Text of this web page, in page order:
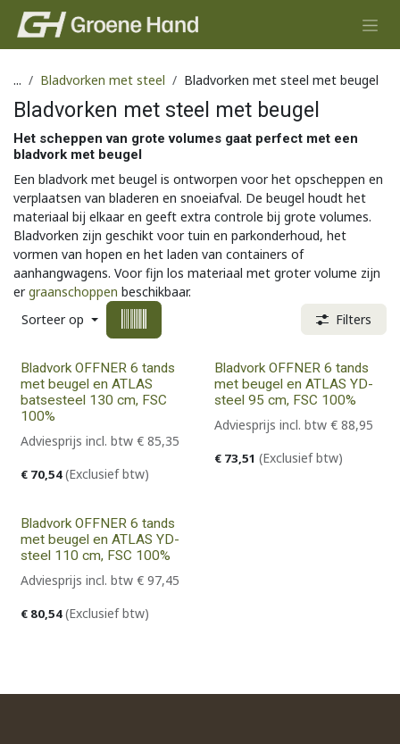
Overslaan naar inhoud
... Bladvorken met steel Bladvorken met steel met beugel
Bladvorken met steel met beugel
Het scheppen van grote volumes gaat perfect met een
bladvork met beugel
Een bladvork met beugel is ontworpen voor het opscheppen en
verplaatsen van bladeren en snoeiafval. De beugel houdt het
materiaal bij elkaar en geeft extra controle bij grote volumes.
Bladvorken zijn geschikt voor tuin en parkonderhoud, het
vormen van hopen en het laden van containers of
aanhangwagens. Voor fijn los materiaal met groter volume zijn
ergraanschoppen beschikbaar.
Sorteer op
Filters
Bladvork OFFNER 6 tands
met beugel en ATLAS
batsesteel 130 cm, FSC
100%
€ 70,54(Exclusief btw)
Adviesprijs incl. btw € 85,35
Bladvork OFFNER 6 tands
met beugel en ATLAS YD-
steel 95 cm, FSC 100%
€ 73,51 (Exclusief btw)
Adviesprijs incl. btw € 88,95
Bladvork OFFNER 6 tands
met beugel en ATLAS YD-
steel 110 cm, FSC 100%
€ 80,54(Exclusief btw)
Adviesprijs incl. btw € 97,45